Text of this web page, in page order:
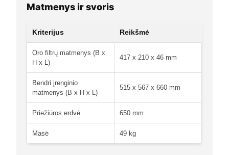
Matmenys ir svoris
Kriterijus Reikšmė
Oro filtrų matmenys (B x
H x L)
417 x 210 x 46 mm
Bendri įrenginio
matmenys (B x H x L)
515 x 567 x 660 mm
Priežiūros erdvė 650 mm
Masė 49 kg